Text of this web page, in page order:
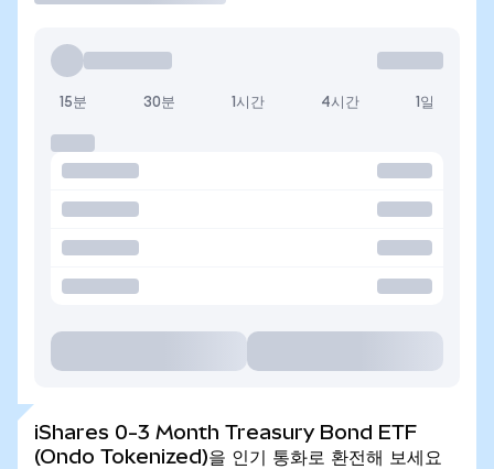
15분 30분 1시간 4시간 1일
iShares 0-3 Month Treasury Bond ETF
(Ondo Tokenized)을 인기 통화로 환전해 보세요